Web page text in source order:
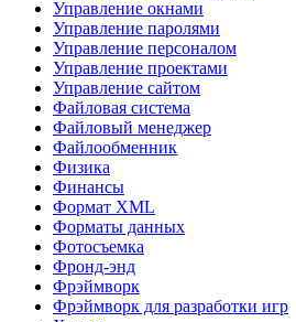
Управление окнами
Управление паролями
Управление персоналом
Управление проектами
Управление сайтом
Файловая система
Файловый менеджер
Файлообменник
Физика
Финансы
Формат XML
Форматы данных
Фотосъемка
Фронд-энд
Фрэймворк
Фрэймворк для разработки игр